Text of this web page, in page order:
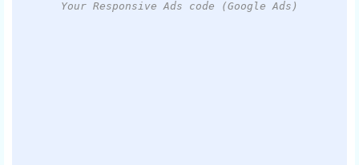
Your Responsive Ads code (Google Ads)